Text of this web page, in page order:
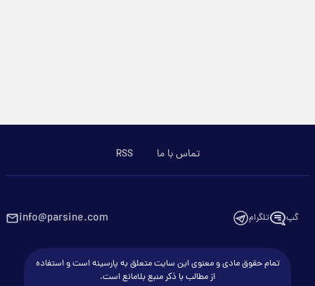
تماس با ما RSS
گپ تلگرام info@parsine.com
تمام حقوق مادی و معنوی این سایت متعلق به پارسینه است و استفاده
از مطالب با ذکر منبع بلامانع است.